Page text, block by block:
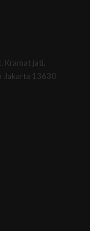
Kramat jati,
Jakarta 13630